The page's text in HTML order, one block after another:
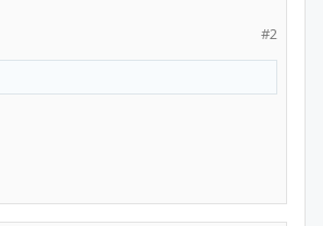
#2